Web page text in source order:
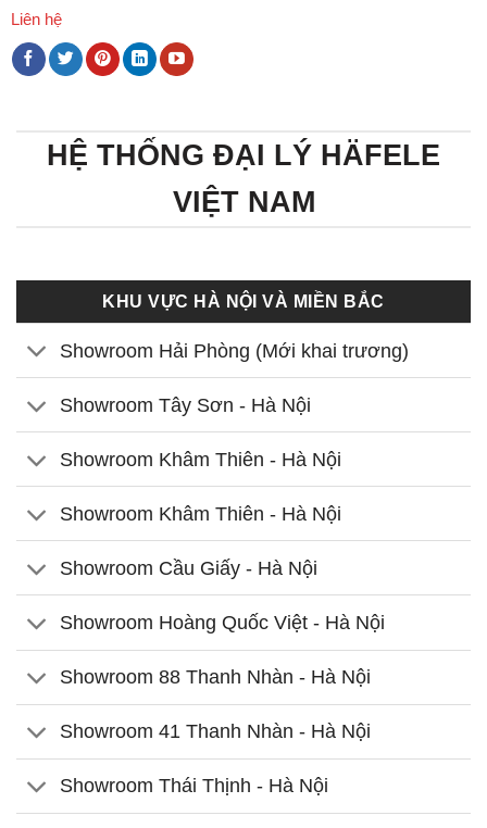
Liên hệ
HỆ THỐNG ĐẠI LÝ HÄFELE
VIỆT NAM
KHU VỰC HÀ NỘI VÀ MIỀN BẮC
Showroom Hải Phòng (Mới khai trương)
Showroom Tây Sơn - Hà Nội
Showroom Khâm Thiên - Hà Nội
Showroom Khâm Thiên - Hà Nội
Showroom Cầu Giấy - Hà Nội
Showroom Hoàng Quốc Việt - Hà Nội
Showroom 88 Thanh Nhàn - Hà Nội
Showroom 41 Thanh Nhàn - Hà Nội
Showroom Thái Thịnh - Hà Nội